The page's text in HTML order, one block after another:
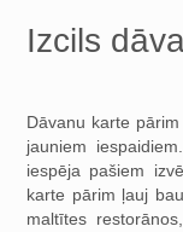
Izcils
Dāvanu karte
jauniem
iespēja pašiem
karte pārim ļauj
maltītes